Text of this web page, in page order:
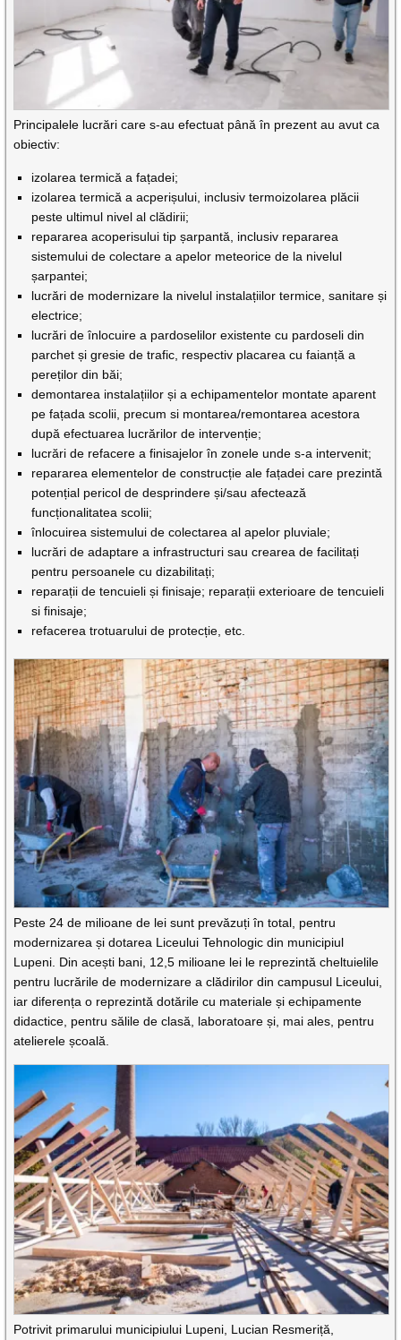
Principalele lucrări care s-au efectuat până în prezent au avut ca
obiectiv:
izolarea termică a fațadei;
izolarea termică a acperișului, inclusiv termoizolarea plăcii
peste ultimul nivel al clădirii;
repararea acoperisului tip șarpantă, inclusiv repararea
sistemului de colectare a apelor meteorice de la nivelul
șarpantei;
lucrări de modernizare la nivelul instalațiilor termice, sanitare și
electrice;
lucrări de înlocuire a pardoselilor existente cu pardoseli din
parchet și gresie de trafic, respectiv placarea cu faianță a
pereților din băi;
demontarea instalațiilor și a echipamentelor montate aparent
pe fațada scolii, precum si montarea/remontarea acestora
după efectuarea lucrărilor de intervenție;
lucrări de refacere a finisajelor în zonele unde s-a intervenit;
repararea elementelor de construcție ale fațadei care prezintă
potențial pericol de desprindere și/sau afectează
funcționalitatea scolii;
înlocuirea sistemului de colectarea al apelor pluviale;
lucrări de adaptare a infrastructuri sau crearea de facilitați
pentru persoanele cu dizabilitați;
reparații de tencuieli și finisaje; reparații exterioare de tencuieli
si finisaje;
refacerea trotuarului de protecție, etc.
Peste 24 de milioane de lei sunt prevăzuți în total, pentru
modernizarea și dotarea Liceului Tehnologic din municipiul
Lupeni. Din acești bani, 12,5 milioane lei le reprezintă cheltuielile
pentru lucrările de modernizare a clădirilor din campusul Liceului,
iar diferența o reprezintă dotările cu materiale și echipamente
didactice, pentru sălile de clasă, laboratoare și, mai ales, pentru
atelierele școală.
Potrivit primarului municipiului Lupeni, Lucian Resmeriță,